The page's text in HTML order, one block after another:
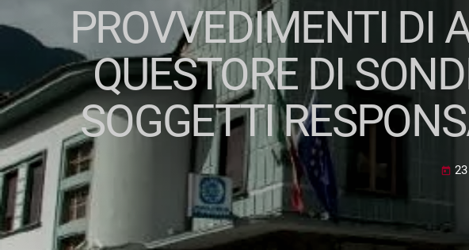
PROVVEDIMENTI DI
QUESTORE DI
SOGGETTI
today